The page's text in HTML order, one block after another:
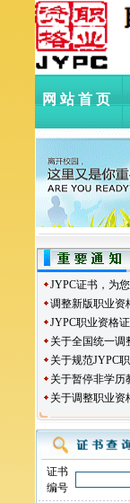
网站首页
JYPC证书，为
调整新版职业资
JYPC职业资格
关于全国统一调
关于规范JYPC
关于暂停非学历
关于调整职业资
证书
编号